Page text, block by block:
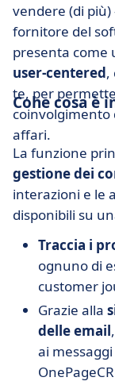
vendere (di
fornitore del
presenta come
user-centered,
te, per
coinvolgimento
affari.
Cohe cosa è
La funzione
gestione dei
interazioni e le
disponibili su
Traccia i
ognuno di
customer
Grazie alla
delle email
ai